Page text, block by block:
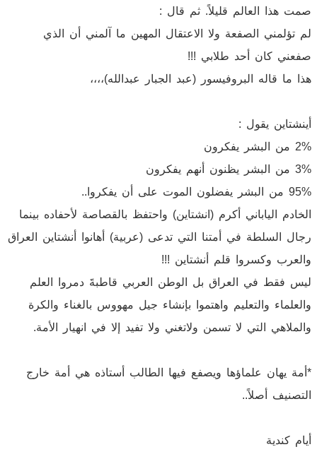
صمت هذا العالم قليلاً. ثم قال :
لم تؤلمني الصفعة ولا الاعتقال المهين ما آلمني أن الذي
صفعني كان أحد طلابي !!!
هذا ما قاله البروفيسور (عبد الجبار عبدالله)،،،،
أينشتاين يقول :
2% من البشر يفكرون
3% من البشر يظنون أنهم يفكرون
95% من البشر يفضلون الموت على أن يفكروا..
الخادم الياباني أكرم (انشتاين) واحتفظ بالقصاصة لأحفاده بينما
رجال السلطة في أمتنا التي تدعى (عربية) أهانوا أنشتاين العراق
والعرب وكسروا قلم أنشتاين !!!
ليس فقط في العراق بل الوطن العربي قاطبةََ دمروا العلم
والعلماء والتعليم واهتموا بإنشاء جيل مهووس بالغناء والكرة
والملاهي التي لا تسمن ولاتغني ولا تفيد إلا في انهيار الأمة.
*أمة يهان علماؤها ويصفع فيها الطالب أستاذه هي أمة خارج
التصنيف أصلاً..
أيام كندية